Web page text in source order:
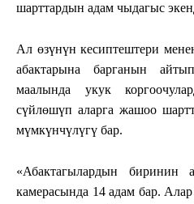
шарттардын адам чыдагыс
Ал өзүнүн кесиптештери
абактарына барганын
маалында укук
сүйлөшүп аларга жашоо
мүмкүнчүлүгү бар.
«Абактагылардын биринин
камерасында 14 адам бар.